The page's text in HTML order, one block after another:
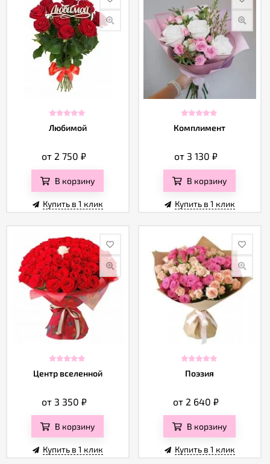
Любимой
от 2 750₽
В корзину
Купить в 1 клик
Комплимент
от 3 130₽
В корзину
Купить в 1 клик
Центр вселенной
от 3 350 ₽
В корзину
Купить в 1 клик
Поэзия
от 2 640₽
В корзину
Купить в 1 клик